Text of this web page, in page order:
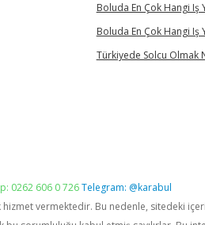
Boluda En Çok Hangi Iş
Boluda En Çok Hangi Iş
Türkiyede Solcu Olmak
0262 606 0 726Telegram: @karabul
hizmet vermektedir. Bu nedenle, sitedeki